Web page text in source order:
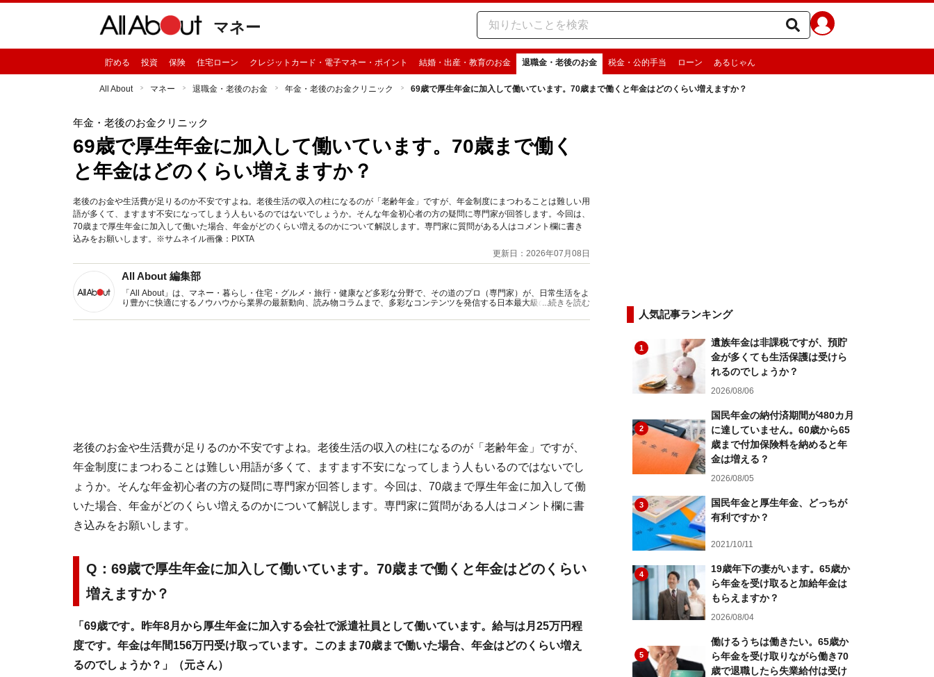
マネー
貯める 投資 保険 住宅ローン クレジットカード・電子マネー・ポイント 結婚・出産・教育のお金 退職金・老後のお金 税金・公的手当 ローン あるじゃん
All About マネー 退職金・老後のお金 年金・老後のお金クリニック 69歳で厚生年金に加入して働いています。70歳まで働くと年金はどのくらい増えますか？
年金・老後のお金クリニック
69歳で厚生年金に加入して働いています。70歳まで働く
と年金はどのくらい増えますか？
老後のお金や生活費が足りるのか不安ですよね。老後生活の収入の柱になるのが「老齢年金」ですが、年金制度にまつわることは難しい用
語が多くて、ますます不安になってしまう人もいるのではないでしょうか。そんな年金初心者の方の疑問に専門家が回答します。今回は、
70歳まで厚生年金に加入して働いた場合、年金がどのくらい増えるのかについて解説します。専門家に質問がある人はコメント欄に書き
込みをお願いします。※サムネイル画像：PIXTA
更新日：2026年07月08日
All About 編集部
「All About」は、マネー・暮らし・住宅・グルメ・旅行・健康など多彩な分野で、その道のプロ（専門家）が、日常生活をよ
り豊かに快適にするノウハウから業界の最新動向、読み物コラムまで、多彩なコンテンツを発信する日本最大級の総合情報サ
...続きを読む
老後のお金や生活費が足りるのか不安ですよね。老後生活の収入の柱になるのが「老齢年金」ですが、
年金制度にまつわることは難しい用語が多くて、ますます不安になってしまう人もいるのではないでし
ょうか。そんな年金初心者の方の疑問に専門家が回答します。今回は、70歳まで厚生年金に加入して働
いた場合、年金がどのくらい増えるのかについて解説します。専門家に質問がある人はコメント欄に書
き込みをお願いします。
Q：69歳で厚生年金に加入して働いています。70歳まで働くと年金はどのくらい
増えますか？
「69歳です。昨年8月から厚生年金に加入する会社で派遣社員として働いています。給与は月25万円程
度です。年金は年間156万円受け取っています。このまま70歳まで働いた場合、年金はどのくらい増え
るのでしょうか？」（元さん）
人気記事ランキング
1
遺族年金は非課税ですが、預貯
金が多くても生活保護は受けら
れるのでしょうか？
2026/08/06
2
国民年金の納付済期間が480カ月
に達していません。60歳から65
歳まで付加保険料を納めると年
金は増える？
2026/08/05
3
国民年金と厚生年金、どっちが
有利ですか？
2021/10/11
4
19歳年下の妻がいます。65歳か
ら年金を受け取ると加給年金は
もらえますか？
2026/08/04
5
働けるうちは働きたい。65歳か
ら年金を受け取りながら働き70
歳で退職したら失業給付は受け